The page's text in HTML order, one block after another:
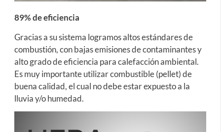
89% de eficiencia
Gracias a su sistema logramos altos estándares de
combustión, con bajas emisiones de contaminantes y
alto grado de eficiencia para calefacción ambiental.
Es muy importante utilizar combustible (pellet) de
buena calidad, el cual no debe estar expuesto a la
lluvia y/o humedad.